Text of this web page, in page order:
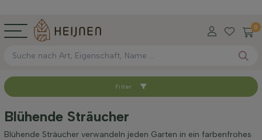
0
Sortieren nach
Verfügbar
Filter
Blühende Sträucher
Blühende Sträucher verwandeln jeden Garten in ein farbenfrohes